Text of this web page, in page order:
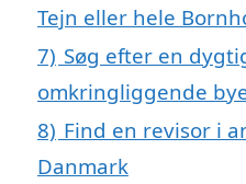
Tejn eller hele
7) Søg efter en
omkringliggende
8) Find en revisor i
Danmark